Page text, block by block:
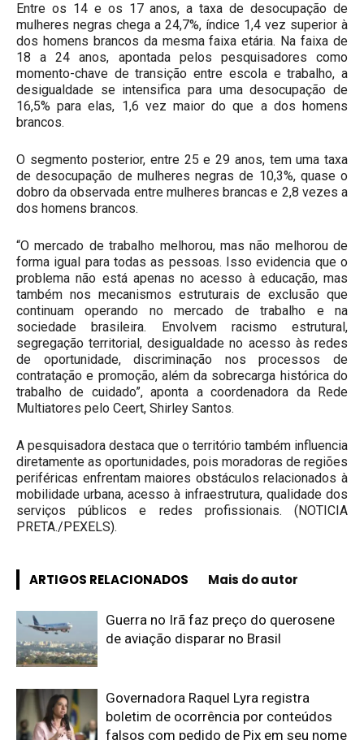
Entre os 14 e os 17 anos, a taxa de desocupação de
mulheres negras chega a 24,7%, índice 1,4 vez superior à
dos homens brancos da mesma faixa etária. Na faixa de
18 a 24 anos, apontada pelos pesquisadores como
momento-chave de transição entre escola e trabalho, a
desigualdade se intensifica para uma desocupação de
16,5% para elas, 1,6 vez maior do que a dos homens
brancos.
O segmento posterior, entre 25 e 29 anos, tem uma taxa
de desocupação de mulheres negras de 10,3%, quase o
dobro da observada entre mulheres brancas e 2,8 vezes a
dos homens brancos.
“O mercado de trabalho melhorou, mas não melhorou de
forma igual para todas as pessoas. Isso evidencia que o
problema não está apenas no acesso à educação, mas
também nos mecanismos estruturais de exclusão que
continuam operando no mercado de trabalho e na
sociedade brasileira. Envolvem racismo estrutural,
segregação territorial, desigualdade no acesso às redes
de oportunidade, discriminação nos processos de
contratação e promoção, além da sobrecarga histórica do
trabalho de cuidado”, aponta a coordenadora da Rede
Multiatores pelo Ceert, Shirley Santos.
A pesquisadora destaca que o território também influencia
diretamente as oportunidades, pois moradoras de regiões
periféricas enfrentam maiores obstáculos relacionados à
mobilidade urbana, acesso à infraestrutura, qualidade dos
serviços públicos e redes profissionais. (NOTICIA
PRETA./PEXELS).
ARTIGOS RELACIONADOS Mais do autor
Guerra no Irã faz preço do querosene
de aviação disparar no Brasil
Governadora Raquel Lyra registra
boletim de ocorrência por conteúdos
falsos com pedido de Pix em seu nome